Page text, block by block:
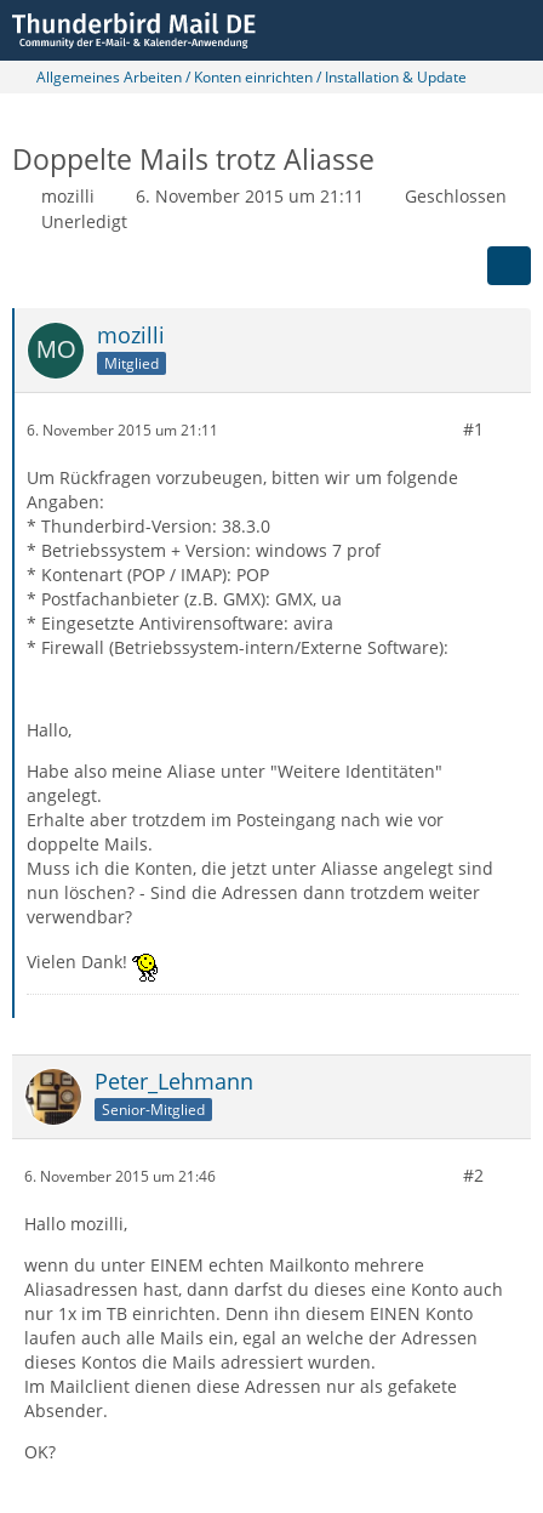
Allgemeines Arbeiten / Konten einrichten / Installation & Update
Doppelte Mails trotz Aliasse
mozilli 6. November 2015 um 21:11
Geschlossen
Unerledigt
mozilli
Mitglied
6. November 2015 um 21:11 #1
Um Rückfragen vorzubeugen, bitten wir um folgende
Angaben:
* Thunderbird-Version: 38.3.0
* Betriebssystem + Version: windows 7 prof
* Kontenart (POP / IMAP): POP
* Postfachanbieter (z.B. GMX): GMX, ua
* Eingesetzte Antivirensoftware: avira
* Firewall (Betriebssystem-intern/Externe Software):
Hallo,
Habe also meine Aliase unter "Weitere Identitäten"
angelegt.
Erhalte aber trotzdem im Posteingang nach wie vor
doppelte Mails.
Muss ich die Konten, die jetzt unter Aliasse angelegt sind
nun löschen? - Sind die Adressen dann trotzdem weiter
verwendbar?
Vielen Dank!
Peter_Lehmann
Senior-Mitglied
6. November 2015 um 21:46 #2
Hallo mozilli,
wenn du unter EINEM echten Mailkonto mehrere
Aliasadressen hast, dann darfst du dieses eine Konto auch
nur 1x im TB einrichten. Denn ihn diesem EINEN Konto
laufen auch alle Mails ein, egal an welche der Adressen
dieses Kontos die Mails adressiert wurden.
Im Mailclient dienen diese Adressen nur als gefakete
Absender.
OK?